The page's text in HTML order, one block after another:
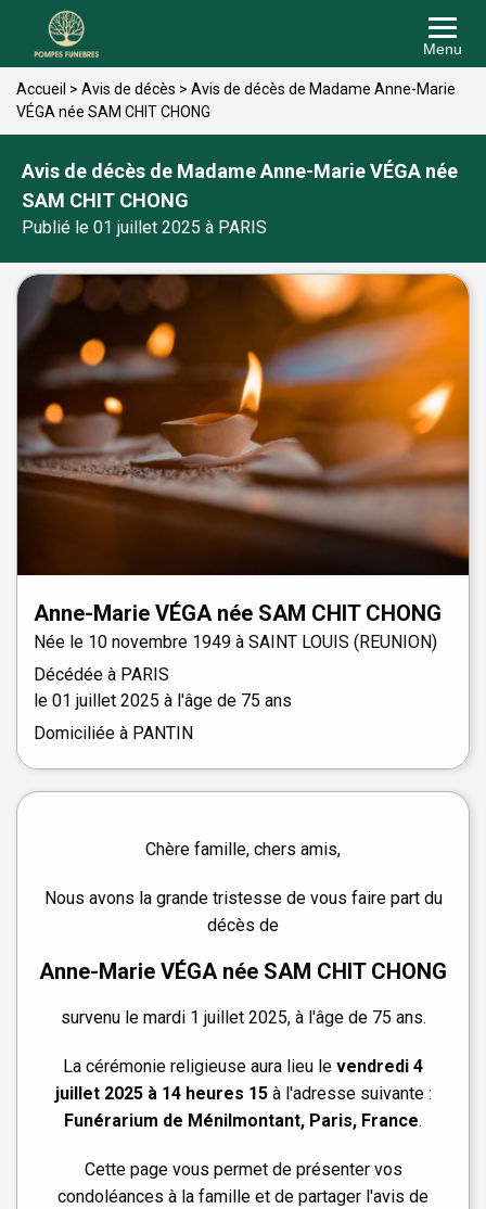
Menu
Accueil > Avis de décès > Avis de décès de Madame Anne-Marie
VÉGA née SAM CHIT CHONG
Avis de décès de Madame Anne-Marie VÉGA née
SAM CHIT CHONG
Publié le 01 juillet 2025 à PARIS
Anne-Marie VÉGAnée SAM CHIT CHONG
Née le 10 novembre 1949 à SAINT LOUIS (REUNION)
Décédée à PARIS
le 01 juillet 2025 à l'âge de 75 ans
Domiciliée à PANTIN
Chère famille, chers amis,
Nous avons la grande tristesse de vous faire part du
décès de
Anne-Marie VÉGA née SAM CHIT CHONG
survenu le mardi 1 juillet 2025, à l'âge de 75 ans.
La cérémonie religieuse aura lieu le vendredi 4
juillet 2025 à 14 heures 15à l'adresse suivante :
Funérarium de Ménilmontant, Paris, France.
Cette page vous permet de présenter vos
condoléances à la famille et de partager l'avis de